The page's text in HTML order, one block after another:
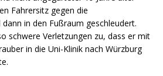
Fahrersitz gegen die
in den Fußraum geschleudert.
schwere Verletzungen zu, dass er mit
in die Uni-Klinik nach Würzburg